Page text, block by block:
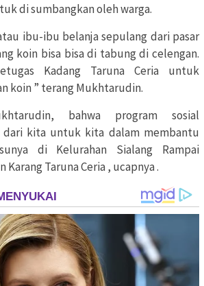
di sumbangkan oleh warga.
ibu-ibu belanja sepulang dari pasar
koin bisa bisa di tabung di celengan.
Kadang Taruna Ceria untuk
koin ” terang Mukhtarudin.
bahwa program sosial
dari kita untuk kita dalam membantu
di Kelurahan Sialang Rampai
Karang Taruna Ceria , ucapnya .